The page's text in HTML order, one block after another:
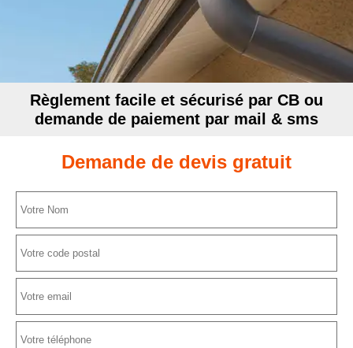
Règlement facile et sécurisé par CB ou
demande de paiement par mail & sms
Demande de devis gratuit